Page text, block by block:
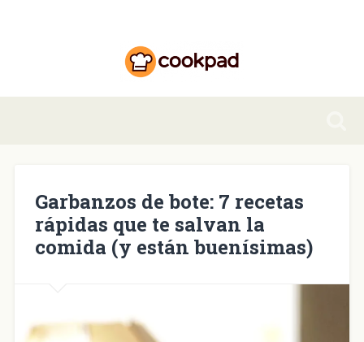
Garbanzos de bote: 7 recetas
rápidas que te salvan la
comida (y están buenísimas)